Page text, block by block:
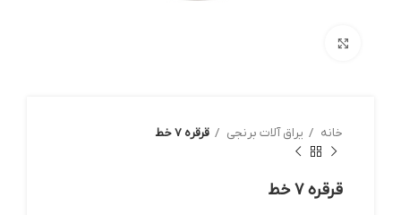
خانه یراق آلات برنجی قرقره 7 خط
قرقره 7 خط